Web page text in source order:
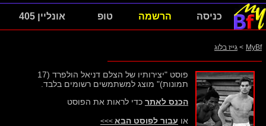
כניסה הרשמה טופ אונליין 405
MyBf
> גייז בלוג
פוסט "יצירותיו של הצלם דניאל הולפרד (17
תמונות)" מוצג למשתמשים רשומים בלבד.
הכנס לאתר כדי לראות את הפוסט
או עבור לפוסט הבא >>>